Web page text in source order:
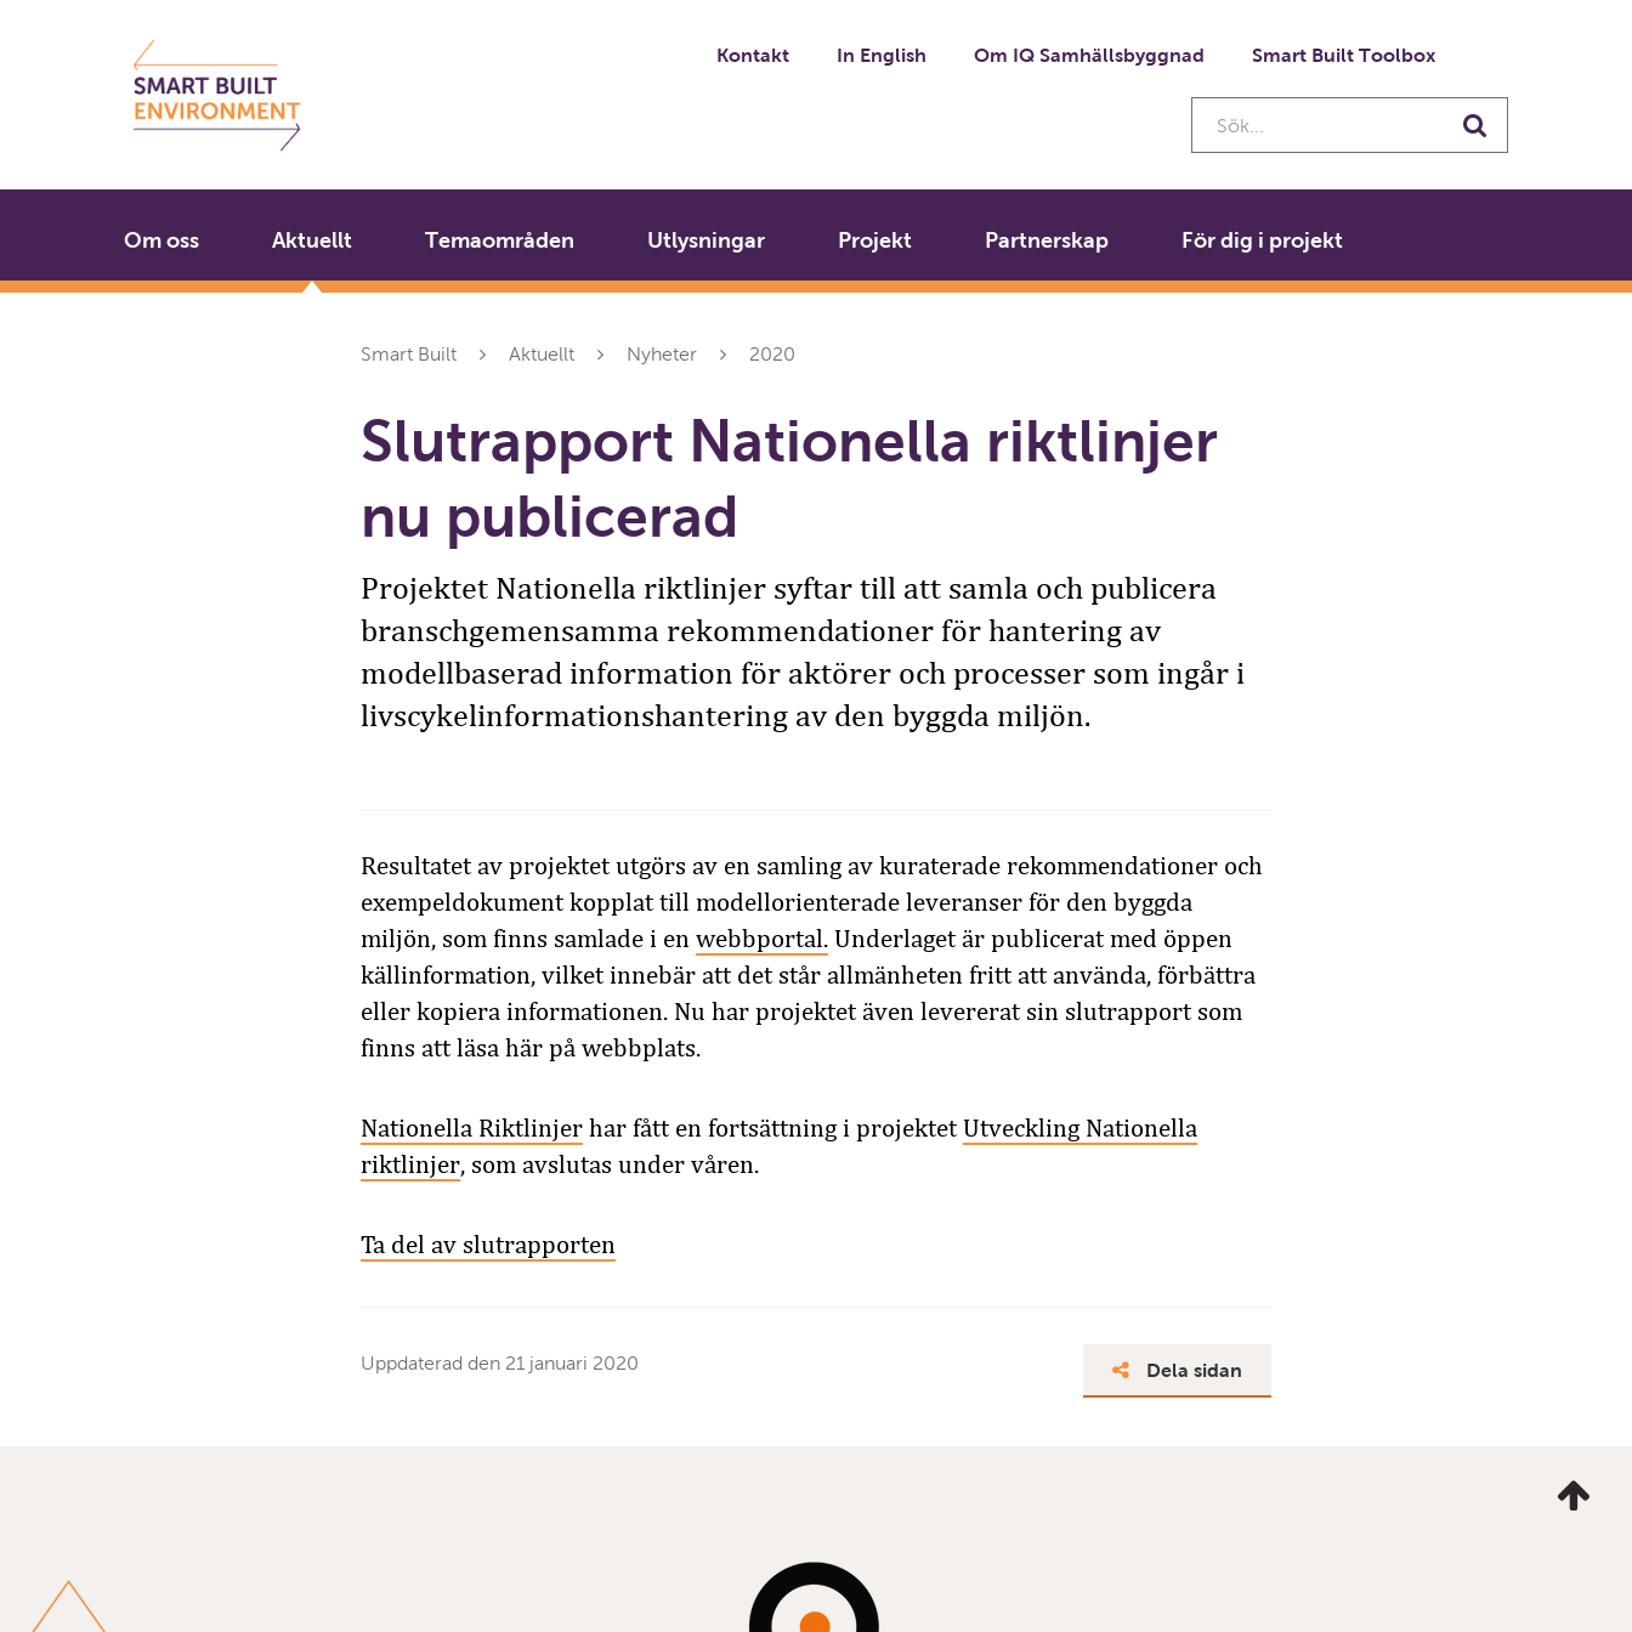
Kontakt In English Om IQ Samhällsbyggnad Smart Built Toolbox
Sök
Om oss Aktuellt Temaområden Utlysningar Projekt Partnerskap För dig i projekt
Smart Built Aktuellt Nyheter 2020
Slutrapport Nationella riktlinjer
nu publicerad
Projektet Nationella riktlinjer syftar till att samla och publicera
branschgemensamma rekommendationer för hantering av
modellbaserad information för aktörer och processer som ingår i
livscykelinformationshantering av den byggda miljön.
Resultatet av projektet utgörs av en samling av kuraterade rekommendationer och
exempeldokument kopplat till modellorienterade leveranser för den byggda
miljön, som finns samlade i en webbportal. Underlaget är publicerat med öppen
källinformation, vilket innebär att det står allmänheten fritt att använda, förbättra
eller kopiera informationen. Nu har projektet även levererat sin slutrapport som
finns att läsa här på webbplats.
Nationella Riktlinjer har fått en fortsättning i projektet Utveckling Nationella
riktlinjer, som avslutas under våren.
Ta del av slutrapporten
Uppdaterad den 21 januari 2020 Dela sidan
mig